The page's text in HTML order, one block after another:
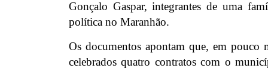
Gonçalo Gaspar, integrantes de uma
política no Maranhão.
Os documentos apontam que, em pouco
celebrados quatro contratos com o